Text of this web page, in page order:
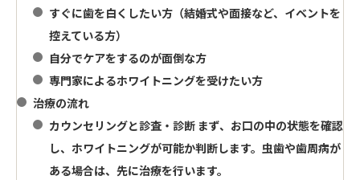
すぐに歯を白くしたい方（結婚式や面接など、イベントを
控えている方）
自分でケアをするのが面倒な方
専門家によるホワイトニングを受けたい方
治療の流れ
カウンセリングと診査・診断 まず、お口の中の状態を確認
し、ホワイトニングが可能か判断します。虫歯や歯周病が
ある場合は、先に治療を行います。